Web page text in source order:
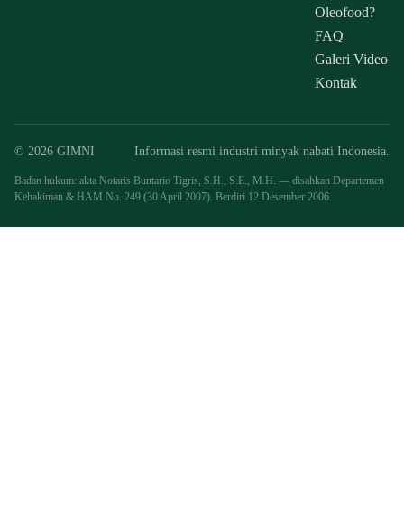
Oleofood?
FAQ
Galeri Video
Kontak
© 2026 GIMNI Informasi resmi industri minyak nabati Indonesia.
Badan hukum: akta Notaris Buntario Tigris, S.H., S.E., M.H. — disahkan Departemen
Kehakiman & HAM No. 249 (30 April 2007). Berdiri 12 Desember 2006.